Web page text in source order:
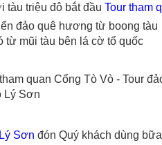
tàu triệu đô bắt đầu Tour tham
đảo quê hương từ boong tàu
mũi tàu bên lá cờ tổ quốc
Lý Sơn
Sơn đón Quý khách dùng